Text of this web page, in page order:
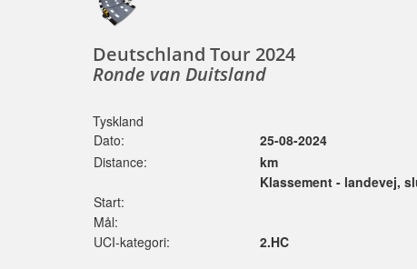
Deutschland Tour 2024
Ronde van Duitsland
Tyskland
Dato:
25-08-2024
Distance:
km
Klassement - landevej,
Start:
Mål:
UCI-kategori:
2.HC